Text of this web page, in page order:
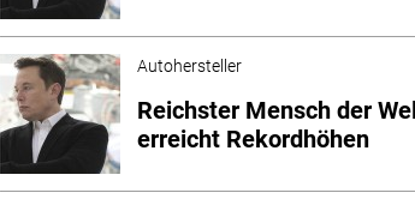
Autohersteller
Reichster Mensch der
erreicht Rekordhöhen